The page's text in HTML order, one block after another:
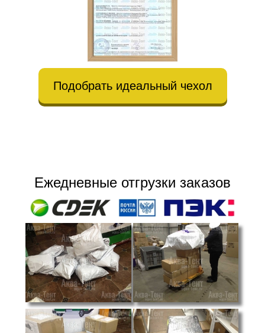
Подобрать идеальный чехол
Ежедневные отгрузки заказов